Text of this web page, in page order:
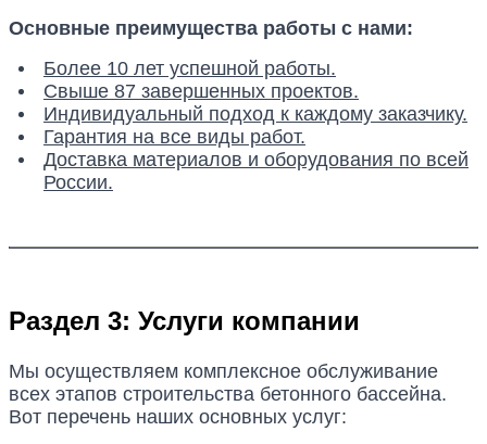
Основные преимущества работы с нами:
Более 10 лет успешной работы.
Свыше 87 завершенных проектов.
Индивидуальный подход к каждому заказчику.
Гарантия на все виды работ.
Доставка материалов и оборудования по всей
России.
Раздел 3: Услуги компании
Мы осуществляем комплексное обслуживание
всех этапов строительства бетонного бассейна.
Вот перечень наших основных услуг: